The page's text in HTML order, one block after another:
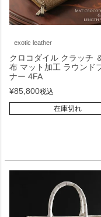
exotic leather
クロコダイル クラッチ
布 マット加工 ラウンド
ナー 4FA
¥85,800税込
在庫切れ